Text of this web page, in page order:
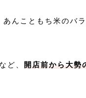
んこともち米のバ
ど、
開店前から大勢